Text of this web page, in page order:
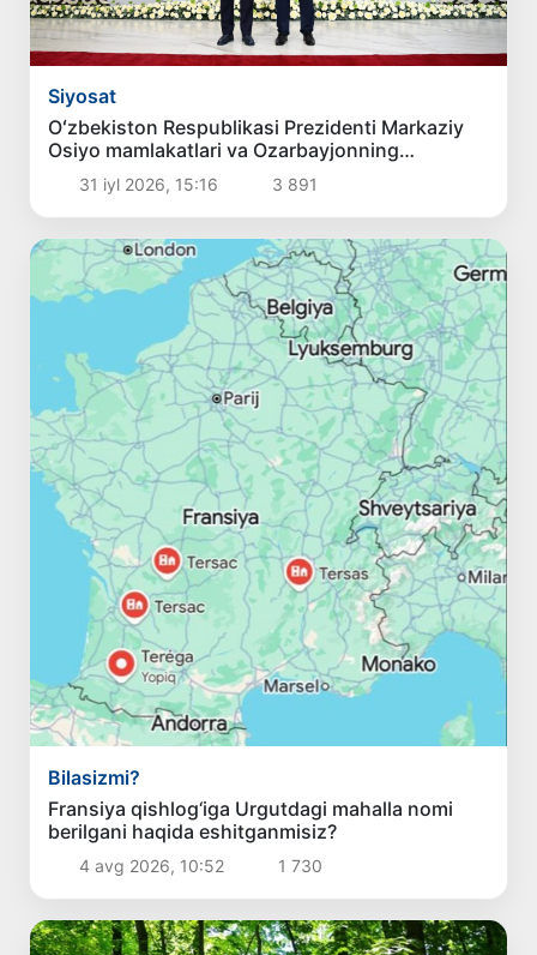
Siyosat
Oʻzbekiston Respublikasi Prezidenti Markaziy
Osiyo mamlakatlari va Ozarbayjonning
mintaqaviy hamkorligini rivojlantirish
istiqbollarini belgilab berdi
31 iyl 2026, 15:16 3 891
Bilasizmi?
Fransiya qishlog‘iga Urgutdagi mahalla nomi
berilgani haqida eshitganmisiz?
4 avg 2026, 10:52 1 730